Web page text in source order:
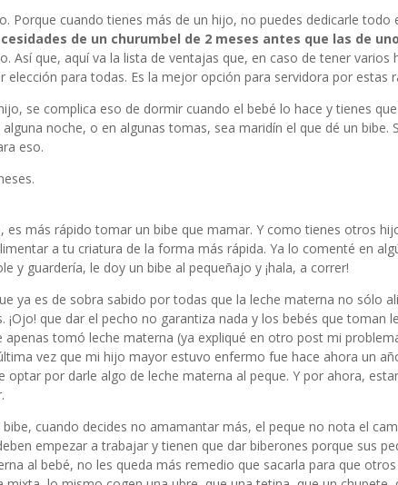
Porque cuando tienes más de un hijo, no puedes dedicarle todo
de un churumbel de 2 meses antes que las de
Así que, aquí va la lista de ventajas que, en caso de tener varios
para todas. Es la mejor opción para servidora por estas
se complica eso de dormir cuando el bebé lo hace y tienes
noche, o en algunas tomas, sea maridín el que dé un bibe.
eso.
es más rápido tomar un bibe que mamar. Y como tienes otros
a tu criatura de la forma más rápida. Ya lo comenté en
y guardería, le doy un bibe al pequeñajo y ¡hala, a correr!
ya es de sobra sabido por todas que la leche materna no sólo
que dar el pecho no garantiza nada y los bebés que toman
tomó leche materna (ya expliqué en otro post mi
vez que mi hijo mayor estuvo enfermo fue hace ahora un
optar por darle algo de leche materna al peque. Y por ahora,
cuando decides no amamantar más, el peque no nota el
empezar a trabajar y tienen que dar biberones porque sus
al bebé, no les queda más remedio que sacarla para que